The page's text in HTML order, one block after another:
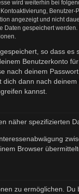
wird weiterhin bei
angezeigt und nicht
gespeichert
so dass
Benutzerkonto
nach deinem
dann nach
kannst.
näher spezifizierten
Browser
zu ermöglichen.